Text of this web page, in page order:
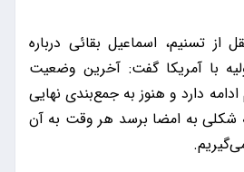
به نقل از تسنیم، اسماعیل بقائی درباره
با آمریکا گفت: آخرین وضعیت
دارد و هنوز به جمع‌بندی نهایی
شکلی به امضا برسد هر وقت به آن